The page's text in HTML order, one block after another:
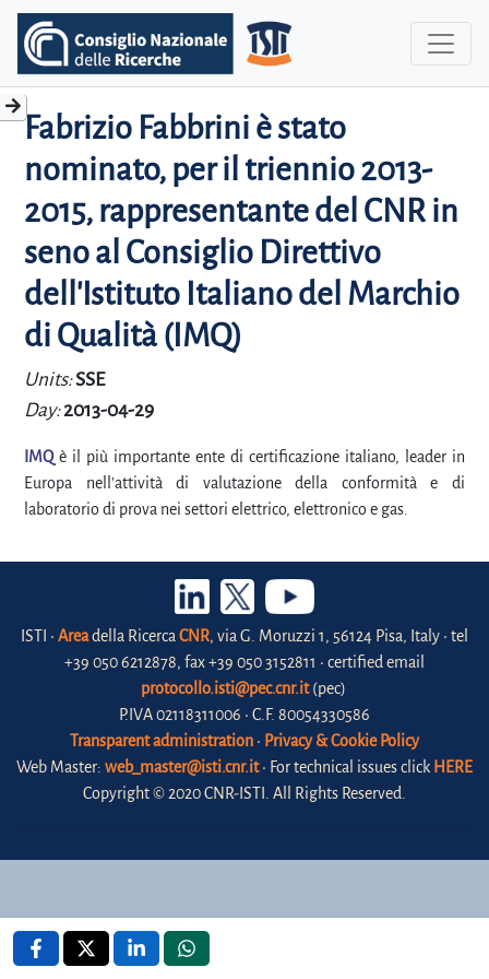
Fabrizio Fabbrini è stato
nominato, per il triennio 2013-
2015, rappresentante del CNR in
seno al Consiglio Direttivo
dell'Istituto Italiano del Marchio
di Qualità (IMQ)
Units:SSE
Day:2013-04-29
IMQè il più importante ente di certificazione italiano, leader in
Europa nell'attività di valutazione della conformità e di
laboratorio di prova nei settori elettrico, elettronico e gas.
ISTI • Areadella Ricerca CNR, via G. Moruzzi 1, 56124 Pisa, Italy • tel
+39 050 6212878, fax +39 050 3152811 • certified email
protocollo.isti@pec.cnr.it(pec)
P.IVA 02118311006 • C.F. 80054330586
Transparent administration • Privacy & Cookie Policy
Web Master: web_master@isti.cnr.it• For technical issues click HERE
Copyright © 2020 CNR-ISTI. All Rights Reserved.